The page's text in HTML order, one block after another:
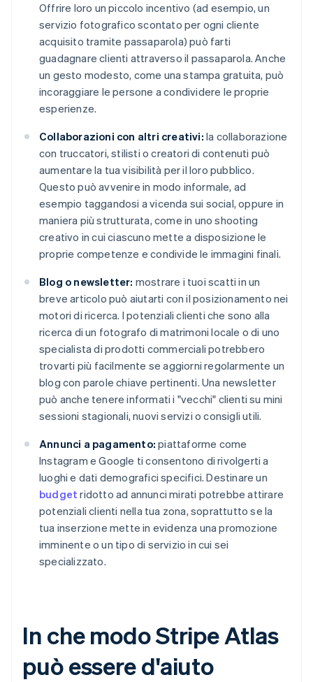
Offrire loro un piccolo incentivo (ad esempio, un
servizio fotografico scontato per ogni cliente
acquisito tramite passaparola) può farti
guadagnare clienti attraverso il passaparola. Anche
un gesto modesto, come una stampa gratuita, può
incoraggiare le persone a condividere le proprie
esperienze.
Collaborazioni con altri creativi: la collaborazione
con truccatori, stilisti o creatori di contenuti può
aumentare la tua visibilità per il loro pubblico.
Questo può avvenire in modo informale, ad
esempio taggandosi a vicenda sui social, oppure in
maniera più strutturata, come in uno shooting
creativo in cui ciascuno mette a disposizione le
proprie competenze e condivide le immagini finali.
Blog o newsletter: mostrare i tuoi scatti in un
breve articolo può aiutarti con il posizionamento nei
motori di ricerca. I potenziali clienti che sono alla
ricerca di un fotografo di matrimoni locale o di uno
specialista di prodotti commerciali potrebbero
trovarti più facilmente se aggiorni regolarmente un
blog con parole chiave pertinenti. Una newsletter
può anche tenere informati i "vecchi" clienti su mini
sessioni stagionali, nuovi servizi o consigli utili.
Annunci a pagamento: piattaforme come
Instagram e Google ti consentono di rivolgerti a
luoghi e dati demografici specifici. Destinare un
budget ridotto ad annunci mirati potrebbe attirare
potenziali clienti nella tua zona, soprattutto se la
tua inserzione mette in evidenza una promozione
imminente o un tipo di servizio in cui sei
specializzato.
In che modo Stripe Atlas
può essere d'aiuto